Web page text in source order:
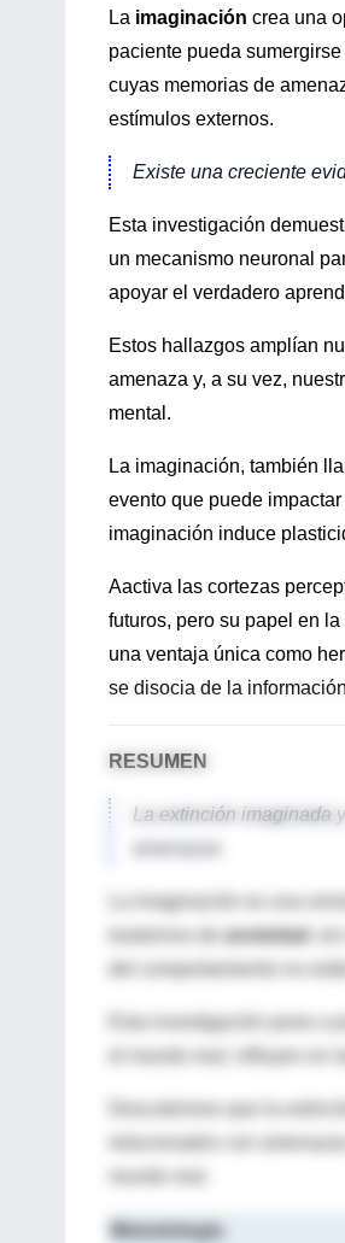
La imaginación crea una
paciente pueda
cuyas memorias de
estímulos externos.
Existe una creciente
Esta investigación
un mecanismo neuronal
apoyar el verdadero
Estos hallazgos amplían
amenaza y, a su vez,
mental.
La imaginación, también
evento que puede
imaginación induce
Aactiva las cortezas
futuros, pero su papel en
una ventaja única como
se disocia de la
RESUMEN
La extinción imaginada
La imaginación es una
ansiedad
;
del comportamiento no
Esta investigación pone a
el mundo real, influyen en
Descubrimos que la
relacionados con
Metodología